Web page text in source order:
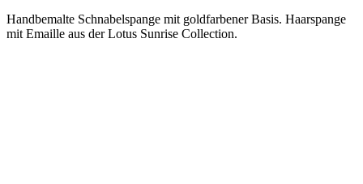
Handbemalte Schnabelspange mit goldfarbener Basis. Haarspange
mit Emaille aus der Lotus Sunrise Collection.